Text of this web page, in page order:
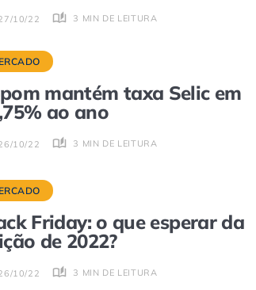
10/22 3 MIN DE LEITURA
mantém taxa Selic em
ao ano
10/22 3 MIN DE LEITURA
Friday: o que esperar da
de 2022?
10/22 3 MIN DE LEITURA